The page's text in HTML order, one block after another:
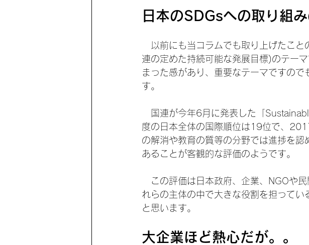
日本のSDGsへの取り組
以前にも当コラムでも取り上げたこ
連の定めた持続可能な発展目標)のテー
まった感があり、重要なテーマですの
す。
国連が今年6月に発表した「
度の日本全体の国際順位は19位で、
の解消や教育の質等の分野では進捗を
あることが客観的な評価のようです。
この評価は日本政府、企業、NGOや民
れらの主体の中で大きな役割を担って
と思います。
大企業ほど熱心だが。。